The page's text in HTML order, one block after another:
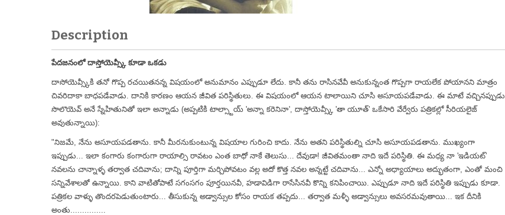
Description
పేదజనంలో దాస్తోయెవ్స్కీ కూడా ఒకడు
దాసోయెవ్స్కీకి తనో గొప్ప రచయితనన్న విషయంలో అనుమానం ఎప్పుడూ లేదు. కానీ తను రాసినవేవీ అనుకున్నంత గొప్పగా రాయలేక పోయానని మాత్రం
చివరిదాకా బాధపడేవాడు. దానికి కారణం ఆయన జీవిత పరిస్థితులు. ఈ విషయంలో ఆయన టాలాయిని చూసి అసూయపడేవాడు. ఈ మాటే వచ్చినప్పుడు
సొలొయెవ్ అనే స్నేహితునితో ఇలా అన్నాడు (అప్పటికి టాల్స్టాయ్ 'అన్నా కరెనినా', దాస్తోయెవ్స్కీ 'తా యూత్' ఒకేసారి వేర్వేరు పత్రికల్లో సీరియలైజ్
అవుతున్నాయి):
"నిజమే, నేను అసూయపడతాను. కానీ మీరనుకుంటున్న విషయాల గురించి కాదు. నేను అతని పరిస్థితుల్ని చూసి అసూయపడతాను. ముఖ్యంగా
ఇప్పుడు... ఇలా కంగారు కంగారుగా రాయాల్సి రావటం ఎంత బాధో నాకే తెలుసు... దేవుడా! జీవితమంతా నాది ఇదే పరిస్థితి. ఈ మధ్య నా 'ఇడియట్'
నవలను చాన్నాళ్ళ తర్వాత చదివాను; దాన్ని పూర్తిగా మర్చిపోవటం వల్ల అదో కొత్త నవల అన్నట్టే చదివాను... ఎన్నో అధ్యాయాలు అద్భుతంగా, ఎంతో మంచి
సన్నివేశాలతో ఉన్నాయి. కాని వాటితోపాటే సగంసగం పూర్తయినవీ, హడావిడిగా రాసేసినవీ కొన్ని కనిపించాయి. ఎప్పుడూ నాది ఇదే పరిస్థితి ఇప్పుడు కూడా.
పత్రికల వాళ్ళు తొందరపెడుతుంటారు... తీసుకున్న అడ్వాన్సుల కోసం రాయక తప్పదు... తర్వాత మళ్ళీ అడ్వాన్సులు అవసరమవుతాయి... ఇక దీనికి
అంతు...............